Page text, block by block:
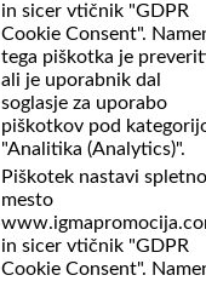
in sicer vtičnik "GDPR
Cookie Consent".
tega piškotka je
ali je uporabnik dal
soglasje za uporabo
piškotkov pod
"Analitika (Analytics)".
Piškotek nastavi spletno
mesto
in sicer vtičnik "GDPR
Cookie Consent".